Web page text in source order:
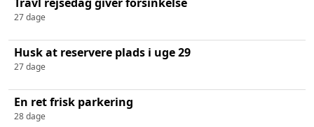
27 dage
Husk at reservere plads i uge 29
27 dage
En ret frisk parkering
28 dage